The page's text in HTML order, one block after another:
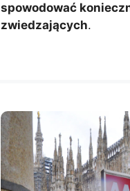
spowodować
zwiedzających.